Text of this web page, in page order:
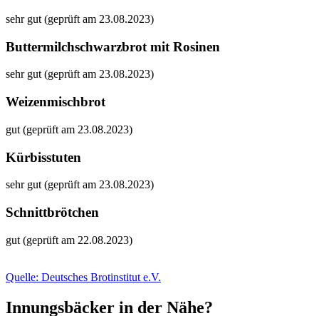
sehr gut (geprüft am 23.08.2023)
Buttermilchschwarzbrot mit Rosinen
sehr gut (geprüft am 23.08.2023)
Weizenmischbrot
gut (geprüft am 23.08.2023)
Kürbisstuten
sehr gut (geprüft am 23.08.2023)
Schnittbrötchen
gut (geprüft am 22.08.2023)
Quelle: Deutsches Brotinstitut e.V.
Innungsbäcker in der Nähe?